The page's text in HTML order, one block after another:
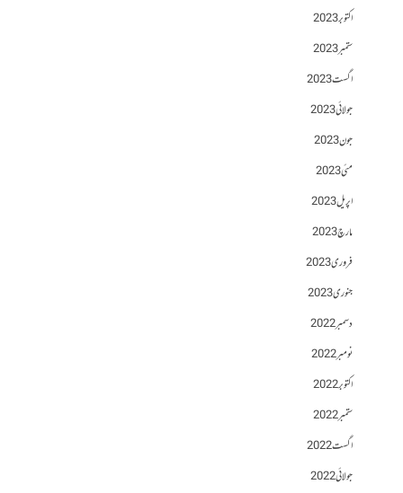
اکتوبر 2023
ستمبر 2023
اگست 2023
جولائی 2023
جون 2023
مئی 2023
اپریل 2023
مارچ 2023
فروری 2023
جنوری 2023
دسمبر 2022
نومبر 2022
اکتوبر 2022
ستمبر 2022
اگست 2022
جولائی 2022